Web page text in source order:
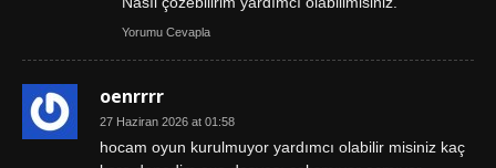
Yorumu Cevapla
oenrrrr
27 Haziran 2026 at 01:58
hocam oyun kurulmuyor yardımcı olabilir misiniz kaç